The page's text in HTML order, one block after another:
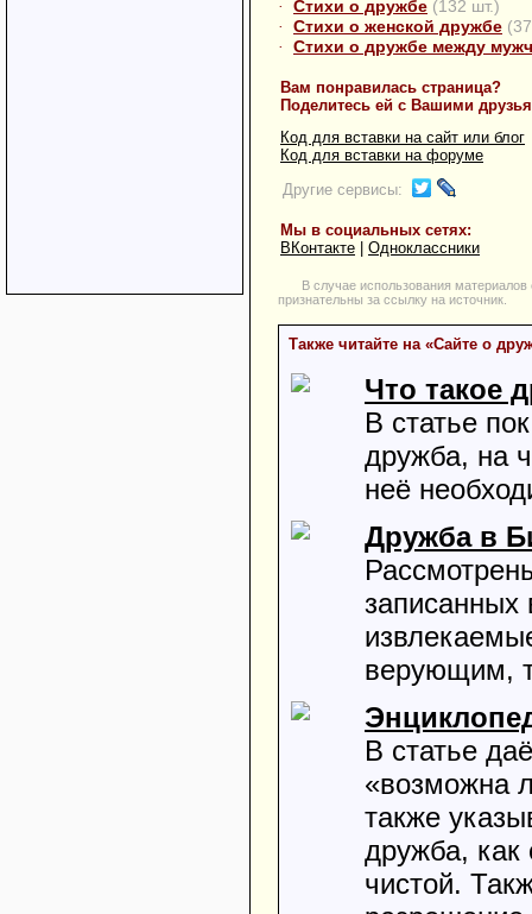
· Стихи о дружбе (132 шт.)
· Стихи о женской дружбе
· Стихи о дружбе между
Вам понравилась страница?
Поделитесь ей с Вашими
Код для вставки на сайт или блог
Код для вставки на форуме
Другие сервисы:
Мы в социальных сетях:
ВКонтакте
Одноклассники
В случае использования
признательны за ссылку на источник.
Также читайте на «Cайте о
Что такое
В статье
дружба, на
неё
Дружба в
записанных
верующим,
В статье
«возможна
также
дружба, как
чистой.